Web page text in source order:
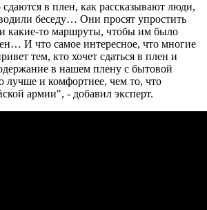
сдаются в плен, как рассказывают люди,
беседу… Они просят упростить
какие-то маршруты, чтобы им было
И что самое интересное, что многие
тем, кто хочет сдаться в плен и
в нашем плену с бытовой
лучше и комфортнее, чем то, что
армии", - добавил эксперт.